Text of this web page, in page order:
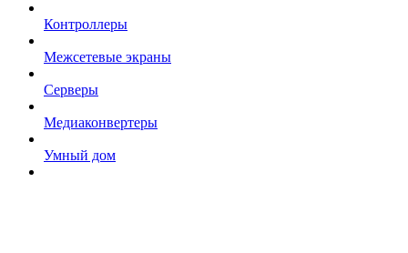
Контроллеры
Межсетевые экраны
Серверы
Медиаконвертеры
Умный дом